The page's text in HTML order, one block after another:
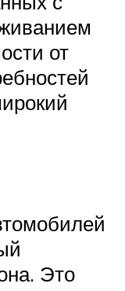
от
Это